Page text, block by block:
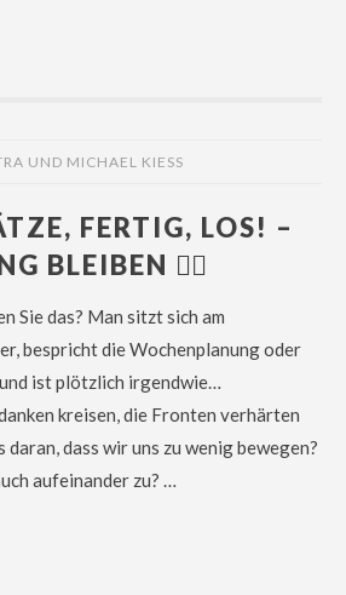
UND MICHAEL KIESS
FERTIG, LOS! –
BLEIBEN 🏃‍♂️
Sie das? Man sitzt sich am
bespricht die Wochenplanung oder
ist plötzlich irgendwie…
kreisen, die Fronten verhärten
dass wir uns zu wenig bewegen?
aufeinander zu? …